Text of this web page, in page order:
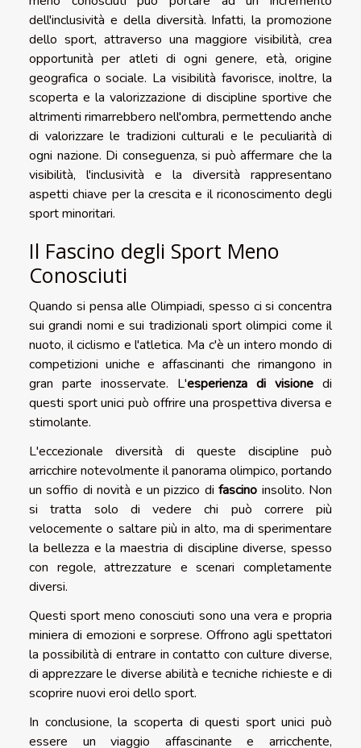
dell'inclusività e della diversità. Infatti, la promozione
dello sport, attraverso una maggiore visibilità, crea
opportunità per atleti di ogni genere, età, origine
geografica o sociale. La visibilità favorisce, inoltre, la
scoperta e la valorizzazione di discipline sportive che
altrimenti rimarrebbero nell'ombra, permettendo anche
di valorizzare le tradizioni culturali e le peculiarità di
ogni nazione. Di conseguenza, si può affermare che la
visibilità, l'inclusività e la diversità rappresentano
aspetti chiave per la crescita e il riconoscimento degli
sport minoritari.
Il Fascino degli Sport Meno
Conosciuti
Quando si pensa alle Olimpiadi, spesso ci si concentra
sui grandi nomi e sui tradizionali sport olimpici come il
nuoto, il ciclismo e l'atletica. Ma c'è un intero mondo di
competizioni uniche e affascinanti che rimangono in
gran parte inosservate. L'esperienza di visione di
questi sport unici può offrire una prospettiva diversa e
stimolante.
L'eccezionale diversità di queste discipline può
arricchire notevolmente il panorama olimpico, portando
un soffio di novità e un pizzico difascino insolito. Non
si tratta solo di vedere chi può correre più
velocemente o saltare più in alto, ma di sperimentare
la bellezza e la maestria di discipline diverse, spesso
con regole, attrezzature e scenari completamente
diversi.
Questi sport meno conosciuti sono una vera e propria
miniera di emozioni e sorprese. Offrono agli spettatori
la possibilità di entrare in contatto con culture diverse,
di apprezzare le diverse abilità e tecniche richieste e di
scoprire nuovi eroi dello sport.
In conclusione, la scoperta di questi sport unici può
essere un viaggio affascinante e arricchente,